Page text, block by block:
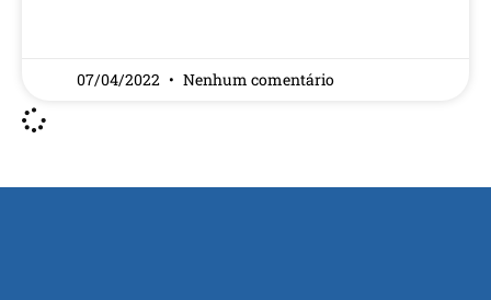
07/04/2022 Nenhum comentário